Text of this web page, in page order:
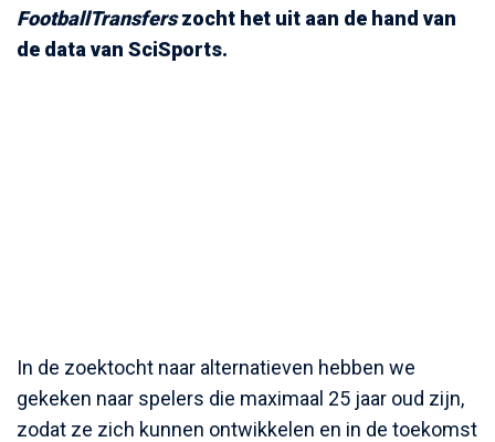
FootballTransferszocht het uit aan de hand van
de data van SciSports.
In de zoektocht naar alternatieven hebben we
gekeken naar spelers die maximaal 25 jaar oud zijn,
zodat ze zich kunnen ontwikkelen en in de toekomst